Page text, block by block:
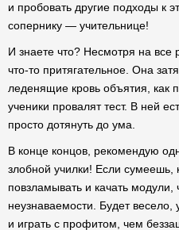
и пробовать другие подходы к
сопернику — учительнице!
И знаете что? Несмотря на все
что-то притягательное. Она
леденящие кровь объятия, как
ученики провалят тест. В ней
просто дотянуть до ума.
В конце концов, рекомендую
злобной училки! Если сумеешь,
повзламывать и качать модули,
неузнаваемости. Будет весело,
и играть с профитом, чем